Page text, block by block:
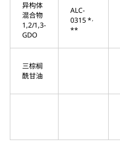
异构体
混合物
1,2/1,3-
GDO
ALC-
0315 *,
**
三棕榈
酰甘油